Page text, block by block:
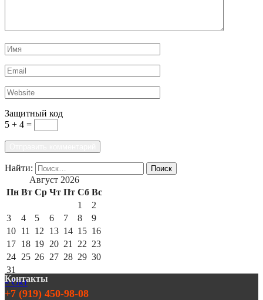
Защитный код
5 + 4 =
Найти:
Август 2026
Пн Вт Ср Чт Пт Сб Вс
1
2
3
4 5 6 7 8
9
10 11 12 13 14 15 16
17 18 19 20 21 22 23
24 25 26 27 28 29 30
31
« Окт
Контакты
+7 (919) 450-98-08